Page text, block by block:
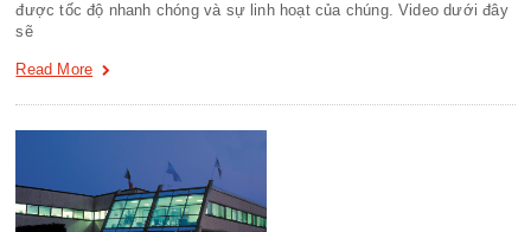
được tốc độ nhanh chóng và sự linh hoạt của chúng. Video dưới đây
sẽ
Read More